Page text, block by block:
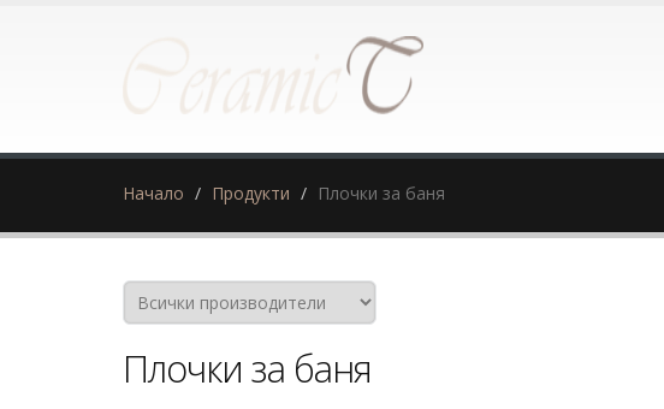
Начало Продукти Плочки за баня
Плочки за баня